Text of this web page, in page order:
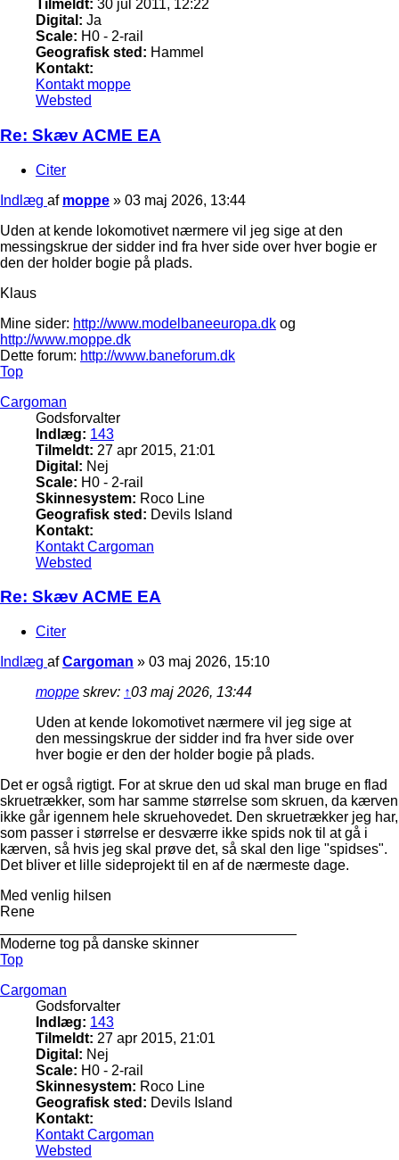
Tilmeldt: 30 jul 2011, 12:22
Digital: Ja
Scale: H0 - 2-rail
Geografisk sted: Hammel
Kontakt:
Kontakt moppe
Websted
Re: Skæv ACME EA
Citer
Indlæg af moppe » 03 maj 2026, 13:44
Uden at kende lokomotivet nærmere vil jeg sige at den
messingskrue der sidder ind fra hver side over hver bogie er
den der holder bogie på plads.
Klaus
Mine sider: http://www.modelbaneeuropa.dk og
http://www.moppe.dk
Dette forum: http://www.baneforum.dk
Top
Cargoman
Godsforvalter
Indlæg: 143
Tilmeldt: 27 apr 2015, 21:01
Digital: Nej
Scale: H0 - 2-rail
Skinnesystem: Roco Line
Geografisk sted: Devils Island
Kontakt:
Kontakt Cargoman
Websted
Re: Skæv ACME EA
Citer
Indlæg afCargoman » 03 maj 2026, 15:10
moppe skrev: ↑03 maj 2026, 13:44
Uden at kende lokomotivet nærmere vil jeg sige at
den messingskrue der sidder ind fra hver side over
hver bogie er den der holder bogie på plads.
Det er også rigtigt. For at skrue den ud skal man bruge en flad
skruetrækker, som har samme størrelse som skruen, da kærven
ikke går igennem hele skruehovedet. Den skruetrækker jeg har,
som passer i størrelse er desværre ikke spids nok til at gå i
kærven, så hvis jeg skal prøve det, så skal den lige "spidses".
Det bliver et lille sideprojekt til en af de nærmeste dage.
Med venlig hilsen
Rene
Moderne tog på danske skinner
Top
Cargoman
Godsforvalter
Indlæg: 143
Tilmeldt: 27 apr 2015, 21:01
Digital: Nej
Scale: H0 - 2-rail
Skinnesystem: Roco Line
Geografisk sted: Devils Island
Kontakt:
Kontakt Cargoman
Websted